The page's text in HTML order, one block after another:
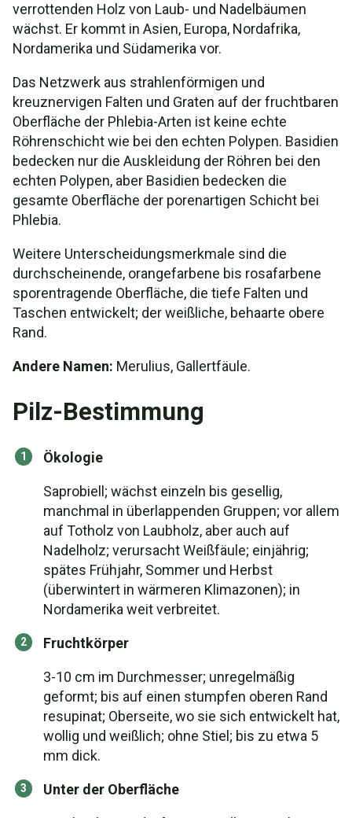
verrottenden Holz von Laub- und Nadelbäumen
wächst. Er kommt in Asien, Europa, Nordafrika,
Nordamerika und Südamerika vor.
Das Netzwerk aus strahlenförmigen und
kreuznervigen Falten und Graten auf der fruchtbaren
Oberfläche der Phlebia-Arten ist keine echte
Röhrenschicht wie bei den echten Polypen. Basidien
bedecken nur die Auskleidung der Röhren bei den
echten Polypen, aber Basidien bedecken die
gesamte Oberfläche der porenartigen Schicht bei
Phlebia.
Weitere Unterscheidungsmerkmale sind die
durchscheinende, orangefarbene bis rosafarbene
sporentragende Oberfläche, die tiefe Falten und
Taschen entwickelt; der weißliche, behaarte obere
Rand.
Andere Namen: Merulius, Gallertfäule.
Pilz-Bestimmung
Ökologie
Saprobiell; wächst einzeln bis gesellig,
manchmal in überlappenden Gruppen; vor allem
auf Totholz von Laubholz, aber auch auf
Nadelholz; verursacht Weißfäule; einjährig;
spätes Frühjahr, Sommer und Herbst
(überwintert in wärmeren Klimazonen); in
Nordamerika weit verbreitet.
Fruchtkörper
3-10 cm im Durchmesser; unregelmäßig
geformt; bis auf einen stumpfen oberen Rand
resupinat; Oberseite, wo sie sich entwickelt hat,
wollig und weißlich; ohne Stiel; bis zu etwa 5
mm dick.
Unter der Oberfläche